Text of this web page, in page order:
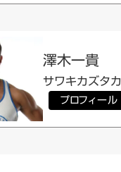
澤木一貴
サワキカズタカ
プロフィール